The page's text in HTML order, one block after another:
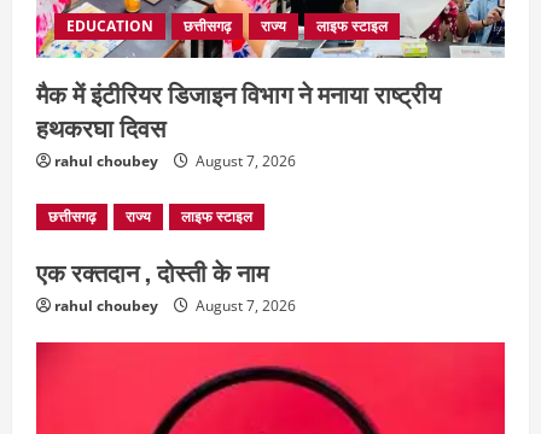
EDUCATION छत्तीसगढ़ राज्य लाइफ स्टाइल
मैक में इंटीरियर डिजाइन विभाग ने मनाया राष्ट्रीय
हथकरघा दिवस
rahul choubey August 7, 2026
छत्तीसगढ़ राज्य लाइफ स्टाइल
एक रक्तदान , दोस्ती के नाम
rahul choubey August 7, 2026
छत्तीसगढ़ राज्य लाइफ स्टाइल
August 7, 2026
3
बहन ने कारोबारी भाई पर लगाया करोड़ों रुपये
की धोखाधड़ी का आरोप
छत्तीसगढ़ लाइफ स्टाइल